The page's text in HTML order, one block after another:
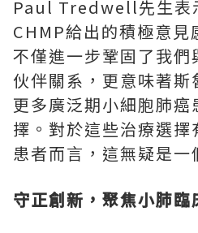
Paul Tredwell先生表
CHMP給出的積極意見
不僅進一步鞏固了我
伙伴關系，更意味著斯
更多廣泛期小細胞肺癌
擇。對於這些治療選擇
患者而言，這無疑是一
守正創新，聚焦小肺臨